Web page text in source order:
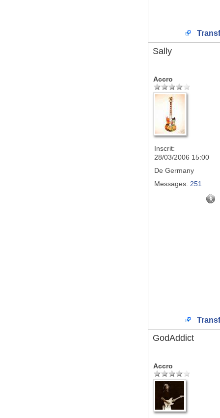
Sally
Accro
Inscrit:
28/03/2006 15:00
De Germany
Messages: 251
GodAddict
Accro